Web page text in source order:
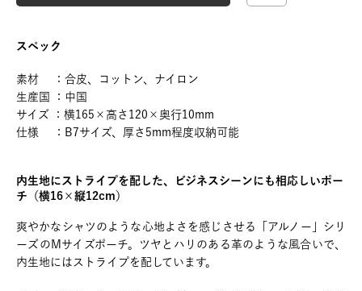
スペック
素材 ：合皮、コットン、ナイロン
生産国 ：中国
サイズ ：横165×高さ120×奥行10mm
仕様 ：B7サイズ、厚さ5mm程度収納可能
内生地にストライプを配した、ビジネスシーンにも相応しいポー
チ（横16×縦12cm）
爽やかなシャツのような心地よさを感じさせる「アルノー」シリ
ーズのMサイズポーチ。ツヤとハリのある革のような風合いで、
内生地にはストライプを配しています。